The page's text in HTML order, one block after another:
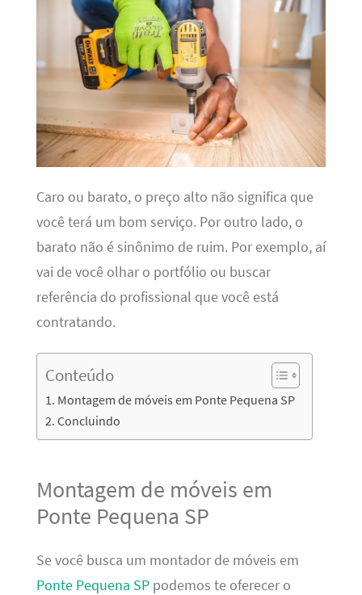
Caro ou barato, o preço alto não significa que
você terá um bom serviço. Por outro lado, o
barato não é sinônimo de ruim. Por exemplo, aí
vai de você olhar o portfólio ou buscar
referência do profissional que você está
contratando.
Conteúdo
Montagem de móveis em Ponte Pequena SP
Concluindo
Montagem de móveis em
Ponte Pequena SP
Se você busca um montador de móveis em
Ponte Pequena SPpodemos te oferecer o